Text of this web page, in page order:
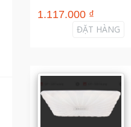
1.117.000 ₫
ĐẶT HÀNG